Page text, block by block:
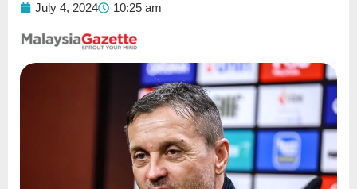
July 4, 2024 10:25 am